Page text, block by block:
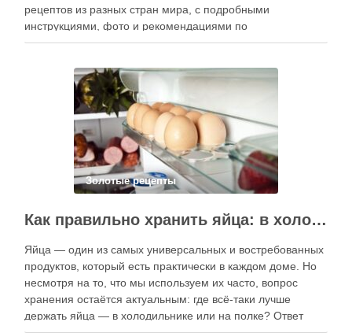
рецептов из разных стран мира, с подробными
инструкциями, фото и рекомендациями по
приготовлению. В отличие от печатных изданий,
контент, расширять коллекции блюд и добавлять новые
функции. Ниже …
Золотые рецепты
Как правильно хранить яйца: в холодильнике или на полке?
Яйца — один из самых универсальных и востребованных
продуктов, который есть практически в каждом доме. Но
несмотря на то, что мы используем их часто, вопрос
хранения остаётся актуальным: где всё-таки лучше
держать яйца — в холодильнике или на полке? Ответ